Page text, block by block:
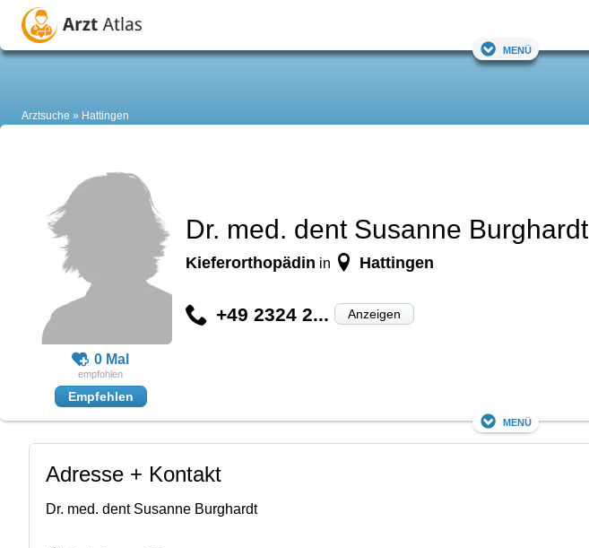
Menü
Arztsuche Hattingen
0 Mal
Empfehlen
Dr. med. dent Susanne Burghardt
Kieferorthopädin in Hattingen
+49 2324 2... Anzeigen
Menü
Adresse + Kontakt
Dr. med. dent Susanne Burghardt